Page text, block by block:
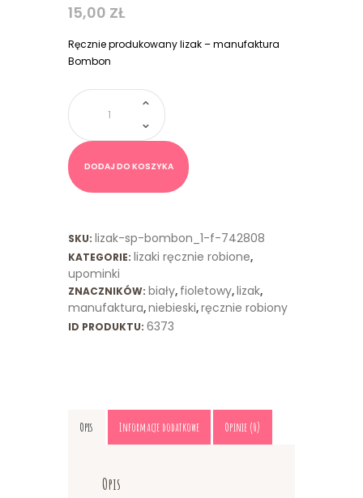
15,00 ZŁ
Ręcznie produkowany lizak – manufaktura
Bombon
ilość
Lizak
Serce
Fioletowy
Niebieski
DODAJ DO KOSZYKA
SKU: lizak-sp-bombon_1-f-742808
KATEGORIE: lizaki ręcznie robione,
upominki
ZNACZNIKÓW: biały, fioletowy,lizak,
manufaktura,niebieski,ręcznie robiony
ID PRODUKTU: 6373
Opis Informacje dodatkowe Opinie (0)
Opis